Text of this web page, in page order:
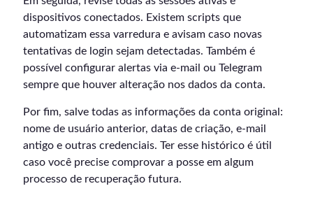
dispositivos conectados. Existem scripts que
automatizam essa varredura e avisam caso novas
tentativas de login sejam detectadas. Também é
possível configurar alertas via e-mail ou Telegram
sempre que houver alteração nos dados da conta.
Por fim, salve todas as informações da conta original:
nome de usuário anterior, datas de criação, e-mail
antigo e outras credenciais. Ter esse histórico é útil
caso você precise comprovar a posse em algum
processo de recuperação futura.